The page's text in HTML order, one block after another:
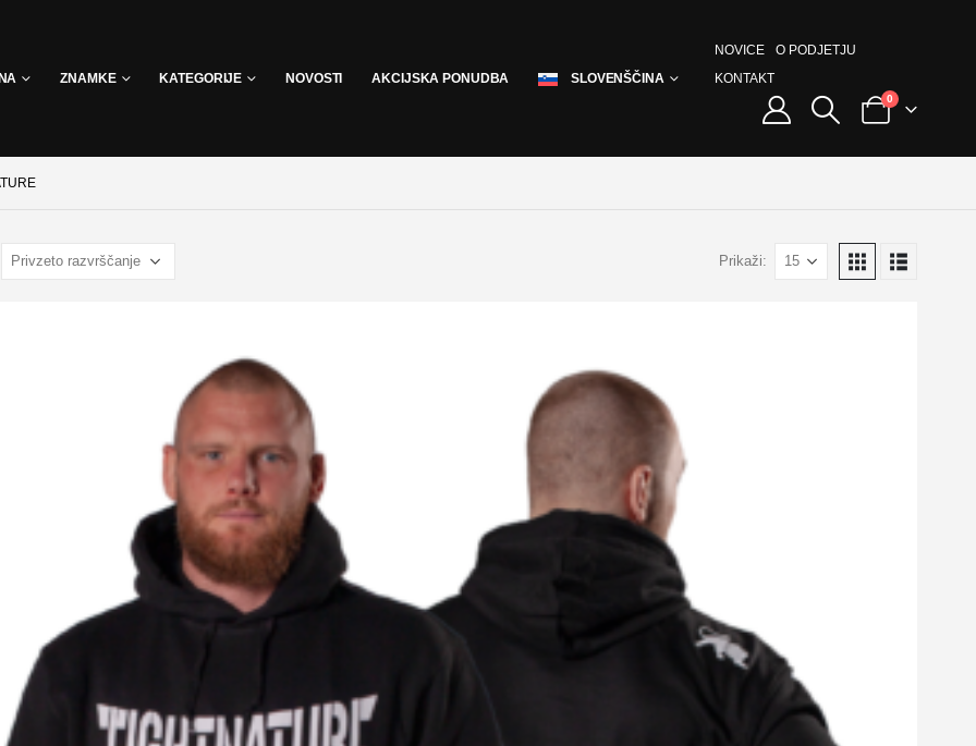
ZNAMKE KATEGORIJE NOVOSTI AKCIJSKA PONUDBA SLOVENŠČINA
NOVICE
O PODJETJU
KONTAKT
0
Prikaži: